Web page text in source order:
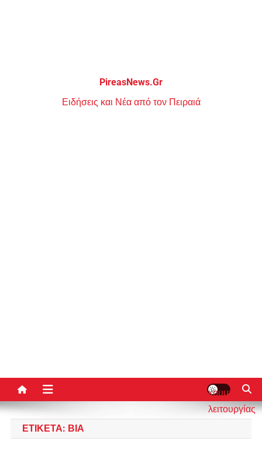
PireasNews.Gr
Ειδήσεις και Νέα από τον Πειραιά
κουμπί
λειτουργίας
ΕΤΙΚΈΤΑ: ΒΊΑ